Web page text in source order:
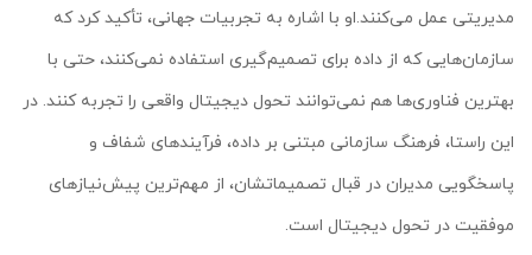
مدیریتی عمل می‌کنند.او با اشاره به تجربیات جهانی، تأکید کرد که
سازمان‌هایی که از داده برای تصمیم‌گیری استفاده نمی‌کنند، حتی با
بهترین فناوری‌ها هم نمی‌توانند تحول دیجیتال واقعی را تجربه کنند. در
این راستا، فرهنگ سازمانی مبتنی بر داده، فرآیندهای شفاف و
پاسخگویی مدیران در قبال تصمیماتشان، از مهم‌ترین پیش‌نیازهای
موفقیت در تحول دیجیتال است.